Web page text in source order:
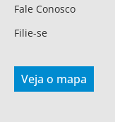
Fale Conosco
Filie-se
Veja o mapa